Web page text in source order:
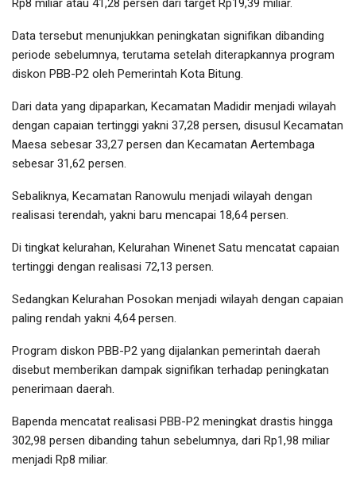
Rp8 miliar atau 41,28 persen dari target Rp19,39 miliar.
Data tersebut menunjukkan peningkatan signifikan dibanding
periode sebelumnya, terutama setelah diterapkannya program
diskon PBB-P2 oleh Pemerintah Kota Bitung.
Dari data yang dipaparkan, Kecamatan Madidir menjadi wilayah
dengan capaian tertinggi yakni 37,28 persen, disusul Kecamatan
Maesa sebesar 33,27 persen dan Kecamatan Aertembaga
sebesar 31,62 persen.
Sebaliknya, Kecamatan Ranowulu menjadi wilayah dengan
realisasi terendah, yakni baru mencapai 18,64 persen.
Di tingkat kelurahan, Kelurahan Winenet Satu mencatat capaian
tertinggi dengan realisasi 72,13 persen.
Sedangkan Kelurahan Posokan menjadi wilayah dengan capaian
paling rendah yakni 4,64 persen.
Program diskon PBB-P2 yang dijalankan pemerintah daerah
disebut memberikan dampak signifikan terhadap peningkatan
penerimaan daerah.
Bapenda mencatat realisasi PBB-P2 meningkat drastis hingga
302,98 persen dibanding tahun sebelumnya, dari Rp1,98 miliar
menjadi Rp8 miliar.